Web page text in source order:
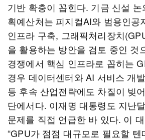
기반 확충이 꼽힌다. 기금 신설 논
획예산처는 피지컬AI와 범용인공
인프라 구축, 그래픽처리장치
을 활용하는 방안을 검토 중인 것
경쟁에서 핵심 인프라로 꼽히는
경우 데이터센터와 AI 서비스 개
등 후속 산업전략에도 차질이 빚
단에서다. 이재명 대통령도 지난
문제를 직접 언급한 바 있다. 이
“GPU가 점점 대규모로 필요할